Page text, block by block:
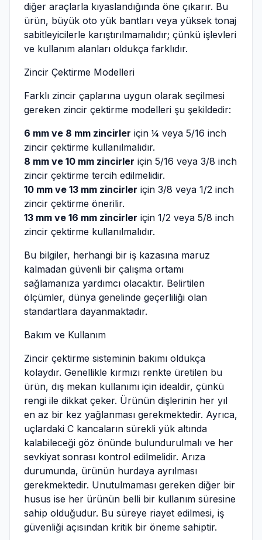
diğer araçlarla kıyaslandığında öne çıkarır. Bu
ürün, büyük oto yük bantları veya yüksek tonaj
sabitleyicilerle karıştırılmamalıdır; çünkü işlevleri
ve kullanım alanları oldukça farklıdır.
Zincir Çektirme Modelleri
Farklı zincir çaplarına uygun olarak seçilmesi
gereken zincir çektirme modelleri şu şekildedir:
6 mm ve 8 mm zincirler için ¼ veya 5/16 inch
zincir çektirme kullanılmalıdır.
8 mm ve 10 mm zincirler için 5/16 veya 3/8 inch
zincir çektirme tercih edilmelidir.
10 mm ve 13 mm zincirler için 3/8 veya 1/2 inch
zincir çektirme önerilir.
13 mm ve 16 mm zincirler için 1/2 veya 5/8 inch
zincir çektirme kullanılmalıdır.
Bu bilgiler, herhangi bir iş kazasına maruz
kalmadan güvenli bir çalışma ortamı
sağlamanıza yardımcı olacaktır. Belirtilen
ölçümler, dünya genelinde geçerliliği olan
standartlara dayanmaktadır.
Bakım ve Kullanım
Zincir çektirme sisteminin bakımı oldukça
kolaydır. Genellikle kırmızı renkte üretilen bu
ürün, dış mekan kullanımı için idealdir, çünkü
rengi ile dikkat çeker. Ürünün dişlerinin her yıl
en az bir kez yağlanması gerekmektedir. Ayrıca,
uçlardaki C kancaların sürekli yük altında
kalabileceği göz önünde bulundurulmalı ve her
sevkiyat sonrası kontrol edilmelidir. Arıza
durumunda, ürünün hurdaya ayrılması
gerekmektedir. Unutulmaması gereken diğer bir
husus ise her ürünün belli bir kullanım süresine
sahip olduğudur. Bu süreye riayet edilmesi, iş
güvenliği açısından kritik bir öneme sahiptir.